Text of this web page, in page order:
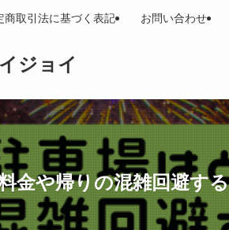
ジョイ
商取引法に基づく表記 お問い合わせ
金や帰りの混雑回避す